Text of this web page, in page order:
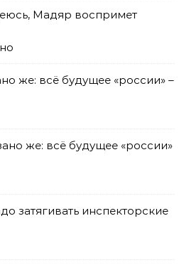
Мадяр воспримет
же: всё будущее «россии» –
же: всё будущее «россии»
затягивать инспекторские